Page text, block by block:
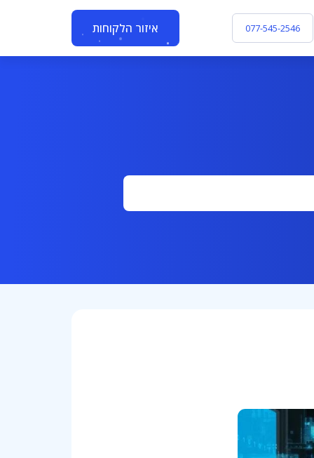
077-545-2546 איזור הלקוחות